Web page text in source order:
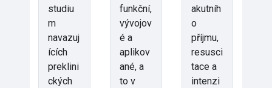
studiu
m
navazuj
ících
preklini
ckých
funkční,
vývojov
é a
aplikov
ané, a
to v
akutníh
o
příjmu,
resusci
tace a
intenzi